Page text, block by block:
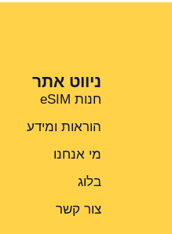
ניווט אתר
חנות eSIM
הוראות ומידע
מי אנחנו
בלוג
צור קשר